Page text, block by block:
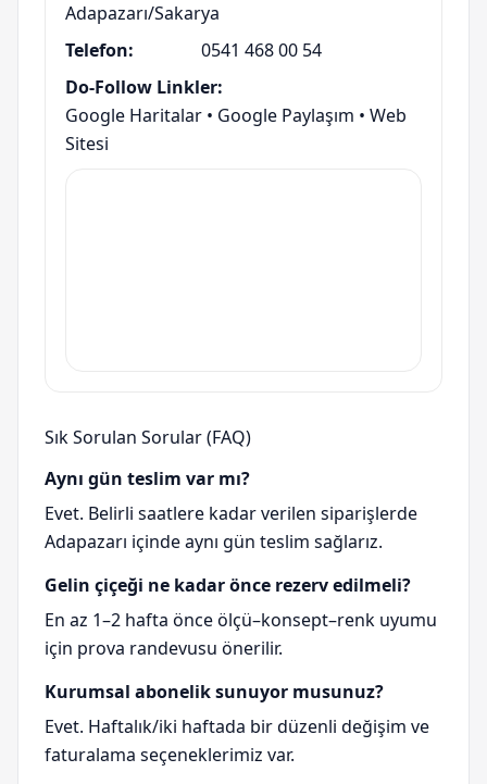
Adapazarı/Sakarya
Telefon:
0541 468 00 54
Do-Follow Linkler:
Google Haritalar • Google Paylaşım • Web
Sitesi
Sık Sorulan Sorular (FAQ)
Aynı gün teslim var mı?
Evet. Belirli saatlere kadar verilen siparişlerde
Adapazarı içinde aynı gün teslim sağlarız.
Gelin çiçeği ne kadar önce rezerv edilmeli?
En az 1–2 hafta önce ölçü–konsept–renk uyumu
için prova randevusu önerilir.
Kurumsal abonelik sunuyor musunuz?
Evet. Haftalık/iki haftada bir düzenli değişim ve
faturalama seçeneklerimiz var.